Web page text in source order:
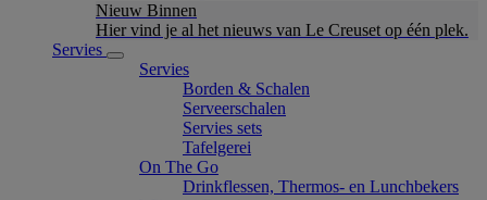
Nieuw Binnen
Hier vind je al het nieuws van Le Creuset op één plek.
Servies
Servies
Borden & Schalen
Serveerschalen
Servies sets
Tafelgerei
On The Go
Drinkflessen, Thermos- en Lunchbekers